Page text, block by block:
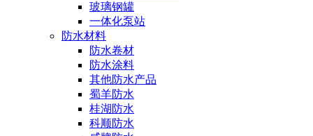
玻璃钢罐
一体化泵站
防水材料
防水卷材
防水涂料
其他防水产品
蜀羊防水
桂湖防水
科顺防水